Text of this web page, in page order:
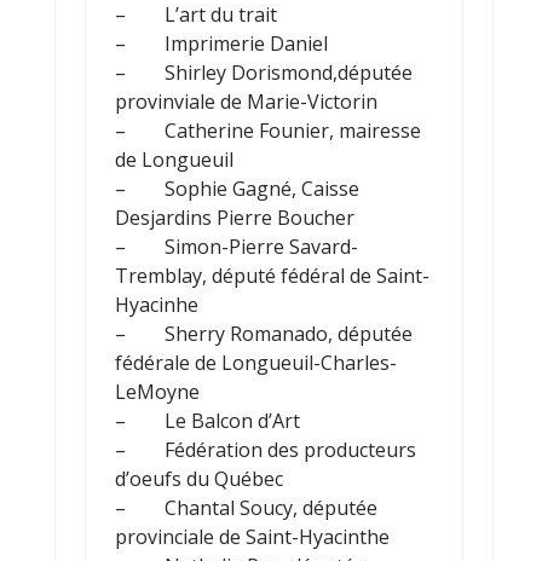
– L’art du trait
– Imprimerie Daniel
– Shirley Dorismond,députée
provinviale de Marie-Victorin
– Catherine Founier, mairesse
de Longueuil
– Sophie Gagné, Caisse
Desjardins Pierre Boucher
– Simon-Pierre Savard-
Tremblay, député fédéral de Saint-
Hyacinhe
– Sherry Romanado, députée
fédérale de Longueuil-Charles-
LeMoyne
– Le Balcon d’Art
– Fédération des producteurs
d’oeufs du Québec
– Chantal Soucy, députée
provinciale de Saint-Hyacinthe